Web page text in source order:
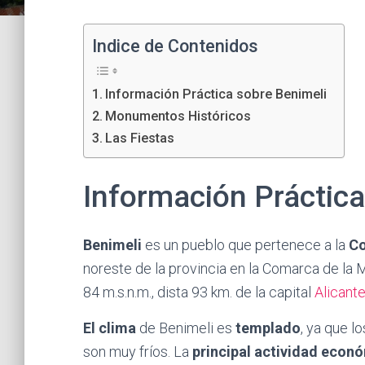
Indice de Contenidos
Información Práctica sobre Benimeli
Monumentos Históricos
Las Fiestas
Información
Benimeli es un pueblo que pertenece a la
noreste de la provincia en la Comarca de la
84 m.s.n.m., dista 93 km. de la capital Alicante
El clima de Benimeli es templado, ya que
son muy fríos. La principal actividad